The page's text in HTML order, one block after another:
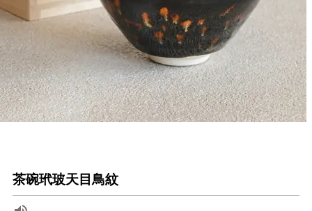
茶碗玳玻天目鳥紋